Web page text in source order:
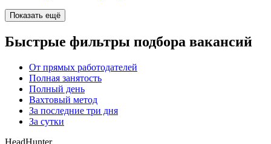
Показать ещё
Быстрые фильтры подбора вакансий
От прямых работодателей
Полная занятость
Полный день
Вахтовый метод
За последние три дня
За сутки
HeadHunter